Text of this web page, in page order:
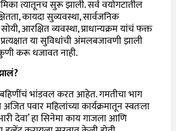
त्यातूनच सुरू झाली. सर्व वयोगटातील
कायदा सुव्यवस्था, सार्वजनिक
आरक्षित व्यवस्था, प्राधान्यक्रम यांचं फक्त
या सुविधांची अंमलबजावणी झाली
करू धजावत नाही.
भांडवल करत आहेत. गमतीचा भाग
पवार महिलांच्या कार्यक्रमातून स्वतःला
देवा’ हा सिनेमा काय गाजला आणि